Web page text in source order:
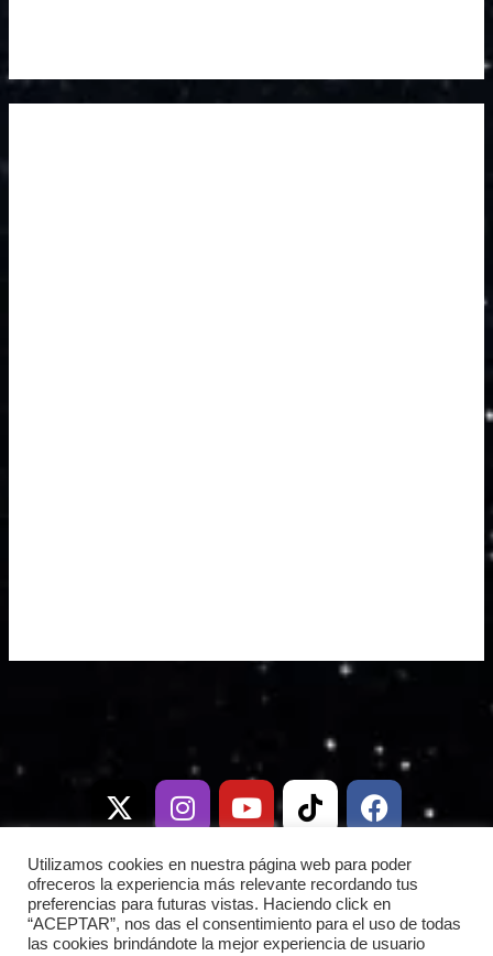
t
w
i
t
t
e
n
s
t
a
g
r
a
o
u
t
u
b
e
i
k
o
k
F
a
c
e
b
o
o
k
e
l
e
g
r
a
m
h
a
t
s
a
p
p
D
i
s
o
r
d
Utilizamos cookies en nuestra página web para poder
ofreceros la experiencia más relevante recordando tus
preferencias para futuras vistas. Haciendo click en
“ACEPTAR”, nos das el consentimiento para el uso de todas
las cookies brindándote la mejor experiencia de usuario